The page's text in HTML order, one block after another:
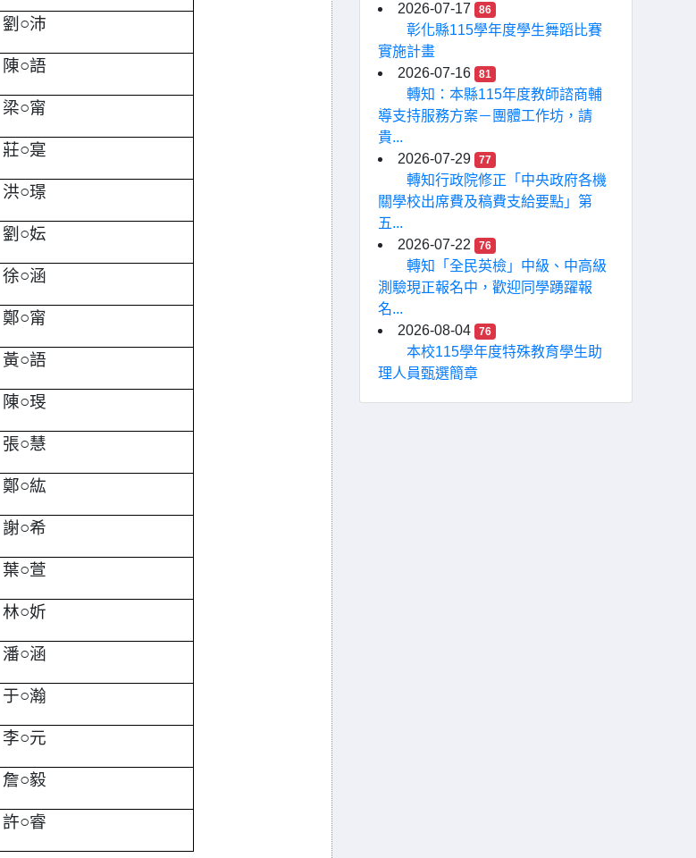
劉○沛
陳○語
梁○甯
莊○寔
洪○璟
劉○妘
徐○涵
鄭○甯
黃○語
陳○琝
張○慧
鄭○紘
謝○希
葉○萱
林○妡
潘○涵
于○瀚
李○元
詹○毅
許○睿
2026-07-17
86
彰化縣115學年度學生舞蹈比賽
實施計畫
2026-07-16
81
轉知：本縣115年度教師諮商輔
導支持服務方案－團體工作坊，請
貴...
2026-07-29
77
轉知行政院修正「中央政府各機
關學校出席費及稿費支給要點」第
五...
2026-07-22
76
轉知「全民英檢」中級、中高級
測驗現正報名中，歡迎同學踴躍報
名...
2026-08-04
76
本校115學年度特殊教育學生助
理人員甄選簡章